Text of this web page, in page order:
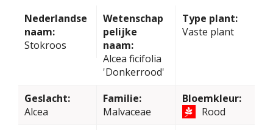
Nederlandse
naam:
Stokroos
Wetenschap
pelijke
naam:
Alcea ficifolia
'Donkerrood'
Type plant:
Vaste plant
Geslacht:
Alcea
Familie:
Malvaceae
Bloemkleur:
Rood